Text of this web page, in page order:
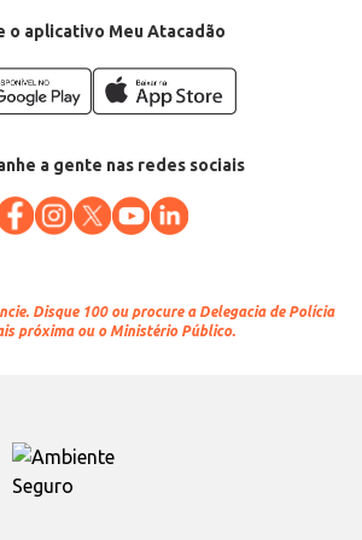
o aplicativo Meu Atacadão
a gente nas redes sociais
Disque 100 ou procure a Delegacia de Polícia
próxima ou o Ministério Público.